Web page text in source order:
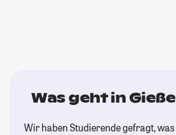
Was geht in
Wir haben Studierende gefragt,